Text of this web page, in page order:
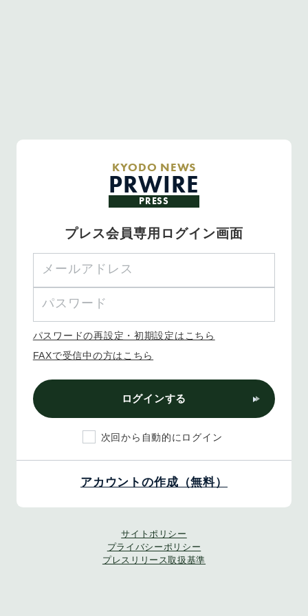
KYODO NEWS
PRWIRE
PRESS
プレス会員専用ログイン画面
パスワードの再設定・初期設定はこちら
FAXで受信中の方はこちら
ログインする
次回から自動的にログイン
アカウントの作成（無料）
サイトポリシー
プライバシーポリシー
プレスリリース取扱基準